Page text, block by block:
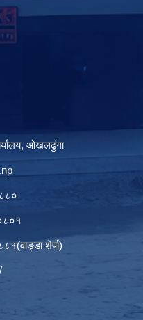
ओखलढुंगा
शेर्पा)
/